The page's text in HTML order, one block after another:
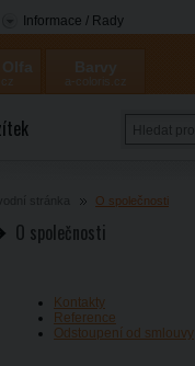
Informace / Rady
Coloris
O společnosti
O společnosti
Kontakty
Reference
Odstoupení od smlouvy